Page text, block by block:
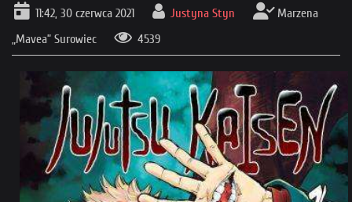
11:42, 30 czerwca 2021 Justyna Styn
Marzena
„Mavea” Surowiec
4539